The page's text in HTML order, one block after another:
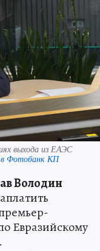
выхода из ЕАЭС
Фотобанк КП
Володин
Евразийскому